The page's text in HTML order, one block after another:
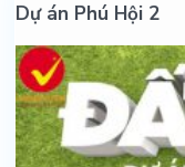
Dự án Phú Hội 2